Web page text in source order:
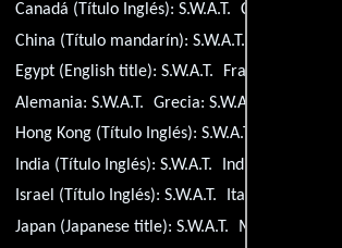
Canadá (Título Inglés):S.W.A.T. Canadá
China (Título mandarín):S.W.A.T.
Egypt (English title):S.W.A.T. Francia:
Alemania:S.W.A.T. Grecia: S.W.A.T.
Hong Kong (Título Inglés):S.W.A.T.
India (Título Inglés):S.W.A.T. India (Título
Israel (Título Inglés):S.W.A.T. Italia:
Japan (Japanese title):S.W.A.T. México: